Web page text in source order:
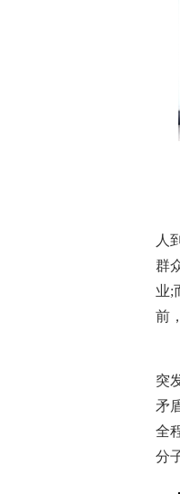
人
群
业;
前
突
矛
全
分